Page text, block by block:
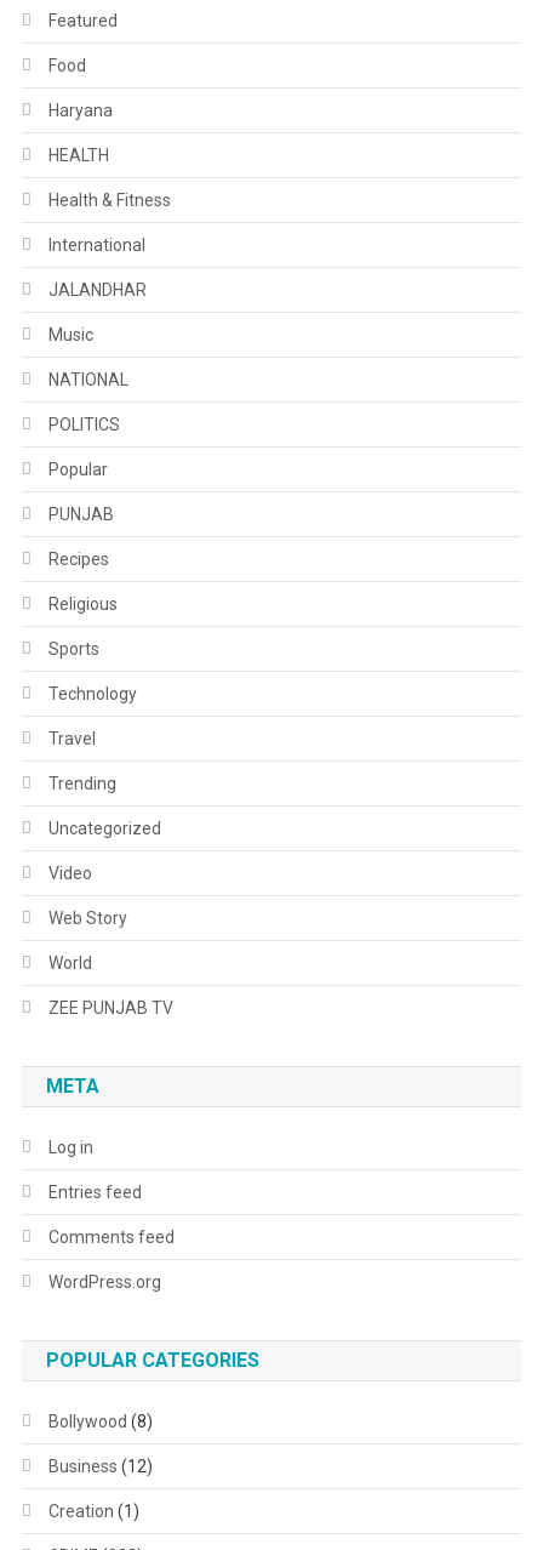
Featured
Food
Haryana
HEALTH
Health & Fitness
International
JALANDHAR
Music
NATIONAL
POLITICS
Popular
PUNJAB
Recipes
Religious
Sports
Technology
Travel
Trending
Uncategorized
Video
Web Story
World
ZEE PUNJAB TV
META
Log in
Entries feed
Comments feed
WordPress.org
POPULAR CATEGORIES
Bollywood (8)
Business (12)
Creation (1)